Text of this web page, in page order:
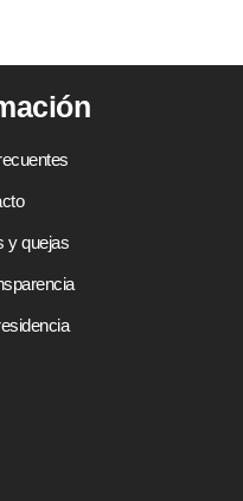
y quejas